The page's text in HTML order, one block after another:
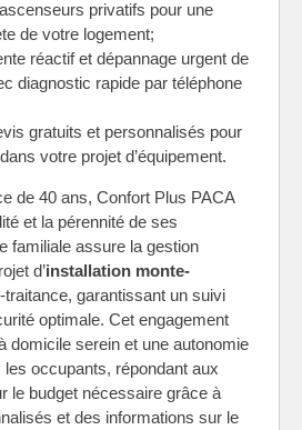
privatifs pour une
de votre logement;
réactif et dépannage urgent de
diagnostic rapide par téléphone
gratuits et personnalisés pour
votre projet d’équipement.
de 40 ans, Confort Plus PACA
et la pérennité de ses
familiale assure la gestion
d’installation monte-
garantissant un suivi
optimale. Cet engagement
domicile serein et une autonomie
occupants, répondant aux
le budget nécessaire grâce à
et des informations sur le